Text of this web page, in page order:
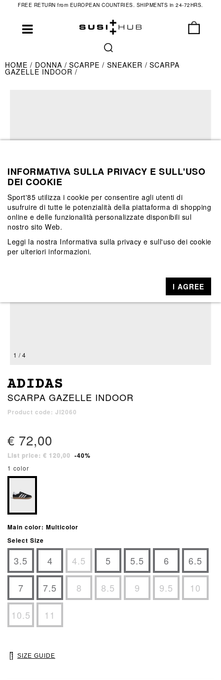
FREE RETURN from EUROPEAN COUNTRIES. SHIPMENTS in 24-72HRS.
HOME DONNA SCARPE SNEAKER SCARPA
GAZELLE INDOOR
1 / 4
ADIDAS
SCARPA GAZELLE INDOOR
Product code: JI2060
€ 72,00
List price: € 120,00 -40%
1 color
Main color: Multicolor
Select Size
3.5 4 4.5 5 5.5 6 6.5
7 7.5 8 8.5 9 9.5 10
10.5 11
SIZE GUIDE
INFORMATIVA SULLA PRIVACY E SULL'USO
DEI COOKIE
Sport'85 utilizza i cookie per consentire agli utenti di
usufruire di tutte le potenzialità della piattaforma di shopping
online e delle funzionalità personalizzate disponibili sul
nostro sito Web.
Leggi la nostra Informativa sulla privacy e sull'uso dei cookie
per ulteriori informazioni.
I AGREE